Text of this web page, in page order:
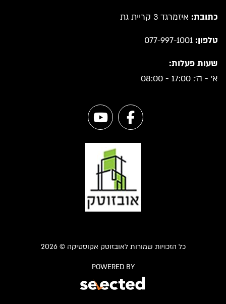
כתובת: איזמרגד 3 קריית גת
טלפון: 077-997-1001
שעות פעלות:
א' - ה': 17:00 - 08:00
כל הזכויות שמורות לאובזוטק אקוסטיקה © 2026
POWERED BY